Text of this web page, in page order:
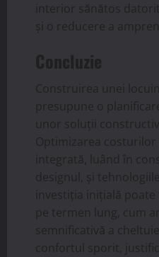
interior sănătos
și o reducere a
Concluzie
Construirea unei
presupune o
unor soluții
Optimizarea
integrată, luând în
designul, și
investiția inițială
pe termen lung, cum
semnificativă a
confortul sporit,